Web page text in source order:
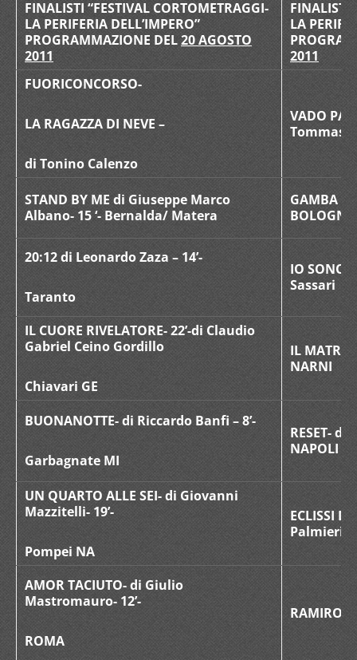
FINALISTI “FESTIVAL CORTOMETRAGGI-
LA PERIFERIA DELL’IMPERO”
PROGRAMMAZIONE DEL20 AGOSTO
2011
FINALISTI
LA
2011
FUORICONCORSO-
LA RAGAZZA DI NEVE –
di Tonino Calenzo
VADO
Tommaso
STAND BY ME di Giuseppe Marco
Albano- 15 ‘- Bernalda/ Matera
GAMBA
BOLOGNA
20:12 di Leonardo Zaza – 14’-
Taranto
IO SONO
Sassari
IL CUORE RIVELATORE- 22’-di Claudio
Gabriel Ceino Gordillo
Chiavari GE
IL
NARNI
BUONANOTTE- di Riccardo Banfi – 8’-
Garbagnate MI
RESET-
NAPOLI
UN QUARTO ALLE SEI- di Giovanni
Mazzitelli- 19’-
Pompei NA
ECLISSI
Palmieri-
AMOR TACIUTO- di Giulio
Mastromauro- 12’-
ROMA
RAMIRO-